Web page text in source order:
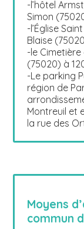
-l’hôtel
Simon
-l’Église
Blaise
-le Cimetière
(75020) à
-Le parking
région de
Montreuil et
la rue des
Moyens
commun